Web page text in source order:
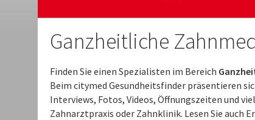
Ganzheitliche
Finden Sie einen Spezialisten im Bereich
Beim citymed Gesundheitsfinder präsentieren
Interviews, Fotos, Videos, Öffnungszeiten und
Zahnarztpraxis oder Zahnklinik. Lesen Sie auch